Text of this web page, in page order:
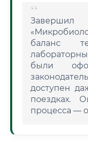
баланс
были
доступен
поездках.
процесса —